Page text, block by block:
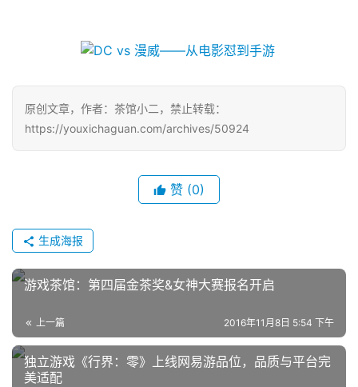
原创文章，作者：茶馆小二，禁止转载：
https://youxichaguan.com/archives/50924
赞 (0)
生成海报
游戏茶馆：第四届金茶奖&女神大赛报名开启
上一篇 2016年11月8日 5:54 下午
独立游戏《行界：零》上线网易游品位，品质与平台完
美适配